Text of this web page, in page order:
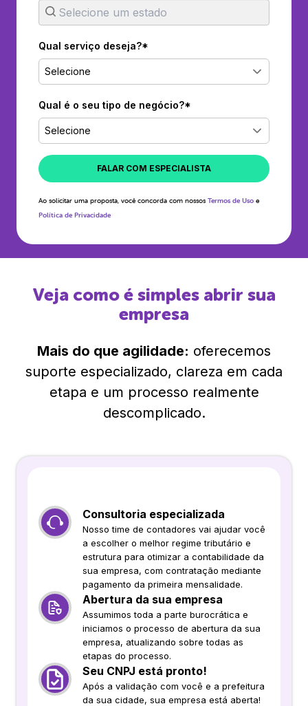
Qual serviço deseja?*
Selecione
Qual é o seu tipo de negócio?*
Selecione
FALAR COM ESPECIALISTA
Ao solicitar uma proposta, você concorda com nossos Termos de Uso e
Política de Privacidade
Veja como é simples abrir sua
empresa
Mais do que agilidade: oferecemos
suporte especializado, clareza em cada
etapa e um processo realmente
descomplicado.
Consultoria especializada
Nosso time de contadores vai ajudar você
a escolher o melhor regime tributário e
estrutura para otimizar a contabilidade da
sua empresa, com contratação mediante
pagamento da primeira mensalidade.
Abertura da sua empresa
Assumimos toda a parte burocrática e
iniciamos o processo de abertura da sua
empresa, atualizando sobre todas as
etapas do processo.
Seu CNPJ está pronto!
Após a validação com você e a prefeitura
da sua cidade, sua empresa está aberta!